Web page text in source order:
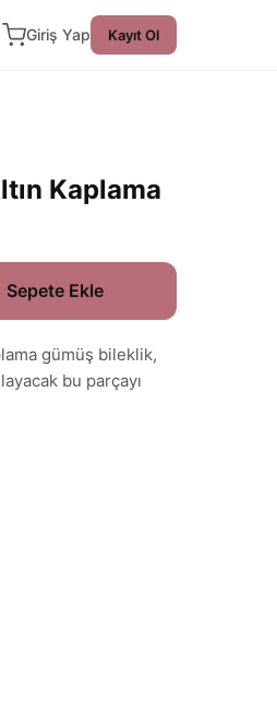
Giriş Yap Kayıt Ol
Kaplama
Sepete Ekle
gümüş bileklik,
bu parçayı